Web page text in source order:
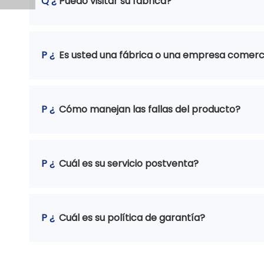
P ¿ Es usted una fábrica o una empresa
P ¿ Cómo manejan las fallas del producto?
P ¿ Cuál es su servicio postventa?
P ¿ Cuál es su política de garantía?